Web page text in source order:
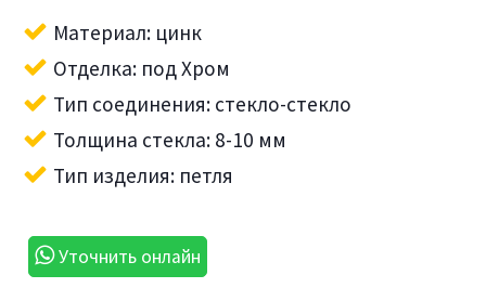
Материал: цинк
Отделка: под Хром
Тип соединения: стекло-стекло
Толщина стекла: 8-10 мм
Тип изделия: петля
Уточнить онлайн